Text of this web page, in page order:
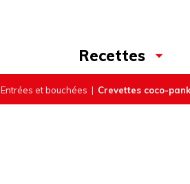
Recettes
Entrées et bouchées | Crevettes coco-